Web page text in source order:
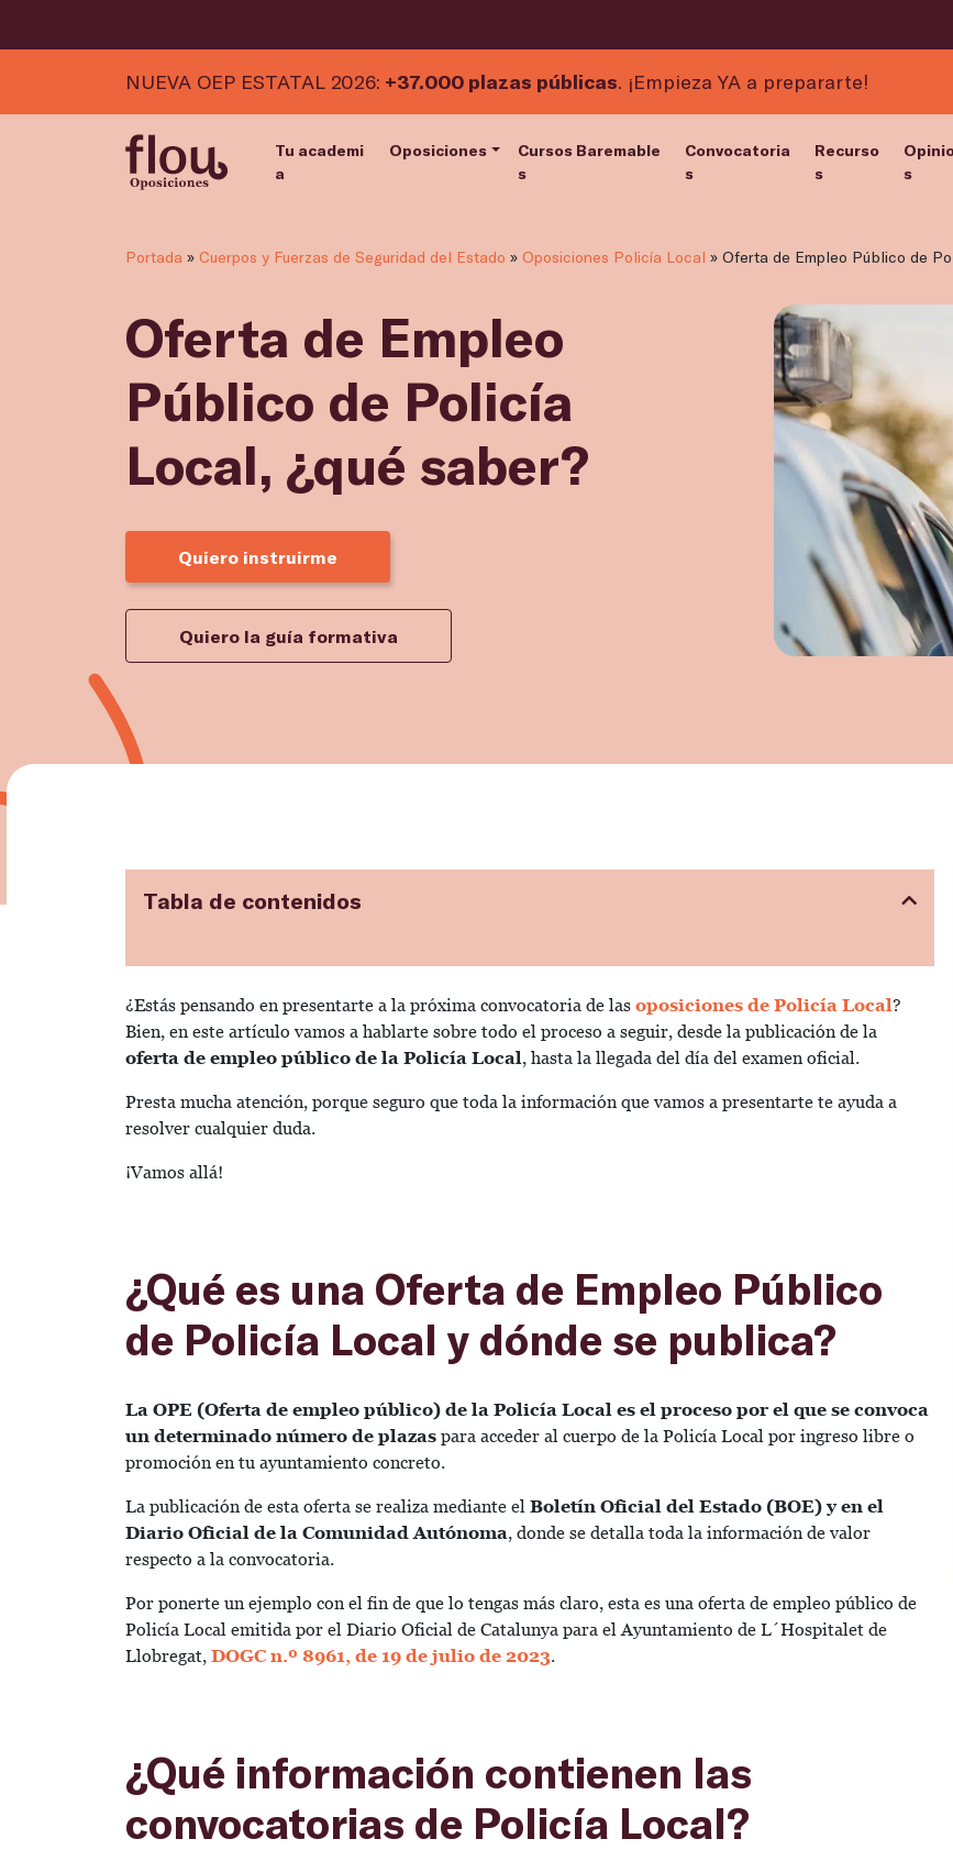
NUEVA OEP ESTATAL 2026: +37.000 plazas públicas. ¡Empieza YA a prepararte!
Tu academi
a
Oposiciones
Cursos Baremable
s
Convocatoria
s
Recurso
s
s
Portada » Cuerpos y Fuerzas de Seguridad del Estado » Oposiciones Policía Local » Oferta de Empleo Público de
Oferta de Empleo
Público de Policía
Local, ¿qué saber?
Quiero instruirme
Quiero la guía formativa
Tabla de contenidos
¿Estás pensando en presentarte a la próxima convocatoria de las oposiciones de Policía Local?
Bien, en este artículo vamos a hablarte sobre todo el proceso a seguir, desde la publicación de la
oferta de empleo público de la Policía Local, hasta la llegada del día del examen oficial.
Presta mucha atención, porque seguro que toda la información que vamos a presentarte te ayuda a
resolver cualquier duda.
¡Vamos allá!
¿Qué es una Oferta de Empleo Público
de Policía Local y dónde se publica?
La OPE (Oferta de empleo público) de la Policía Local es el proceso por el que se convoca
un determinado número de plazas para acceder al cuerpo de la Policía Local por ingreso libre o
promoción en tu ayuntamiento concreto.
La publicación de esta oferta se realiza mediante el Boletín Oficial del Estado (BOE) y en el
Diario Oficial de la Comunidad Autónoma, donde se detalla toda la información de valor
respecto a la convocatoria.
Por ponerte un ejemplo con el fin de que lo tengas más claro, esta es una oferta de empleo público de
Policía Local emitida por el Diario Oficial de Catalunya para el Ayuntamiento de L´Hospitalet de
Llobregat, DOGC n.º 8961, de 19 de julio de 2023.
¿Qué información contienen las
convocatorias de Policía Local?